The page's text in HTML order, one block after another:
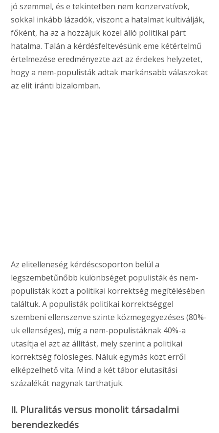
jó szemmel, és e tekintetben nem konzervatívok,
sokkal inkább lázadók, viszont a hatalmat kultiválják,
főként, ha az a hozzájuk közel álló politikai párt
hatalma. Talán a kérdésfeltevésünk eme kétértelmű
értelmezése eredményezte azt az érdekes helyzetet,
hogy a nem-populisták adtak markánsabb válaszokat
az elit iránti bizalomban.
Az elitelleneség kérdéscsoporton belül a
legszembetűnőbb különbséget populisták és nem-
populisták közt a politikai korrektség megítélésében
találtuk. A populisták politikai korrektséggel
szembeni ellenszenve szinte közmegegyezéses (80%-
uk ellenséges), míg a nem-populistáknak 40%-a
utasítja el azt az állítást, mely szerint a politikai
korrektség fölösleges. Náluk egymás közt erről
elképzelhető vita. Mind a két tábor elutasítási
százalékát nagynak tarthatjuk.
II. Pluralitás versus monolit társadalmi
berendezkedés